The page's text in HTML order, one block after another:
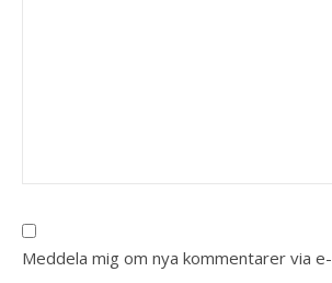
Meddela mig om nya kommentarer via